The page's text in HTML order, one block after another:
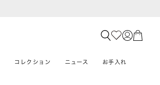
コレクション ニュース お手入れ